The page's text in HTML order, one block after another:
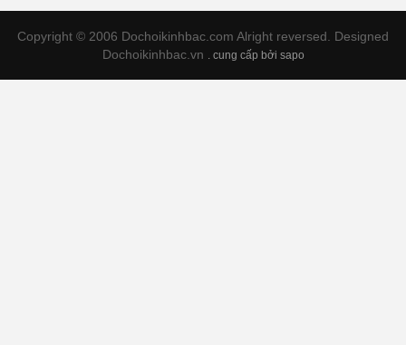
Copyright © 2006 Dochoikinhbac.com Alright reversed. Designed
Dochoikinhbac.vn . cung cấp bởi sapo